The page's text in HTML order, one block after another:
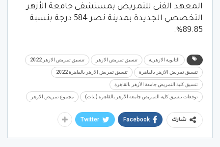
المعهد الفني للتمريض بمستشفى جامعة الأزهر
التخصصي الجديدة بمدينة نصر 584 درجة بنسبة
89.85%.
الثانوية الازهرية تنسيق تمريض الازهر تنسيق تمريض الازهر 2022
تنسيق تمريض الازهر بالقاهرة تنسيق تمريض الازهر بالقاهرة 2022
تنسيق كلية التمريض جامعة الأزهر بالقاهرة
توقعات تنسيق كلية التمريض جامعة الأزهر بالقاهرة (بنات) مجموع تمريض الازهر
شارك Facebook
Twitter